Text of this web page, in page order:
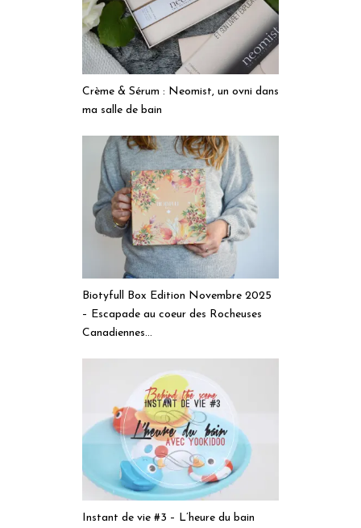
Crème & Sérum : Neomist, un ovni dans
ma salle de bain
Biotyfull Box Edition Novembre 2025
– Escapade au coeur des Rocheuses
Canadiennes…
Instant de vie #3 – L’heure du bain